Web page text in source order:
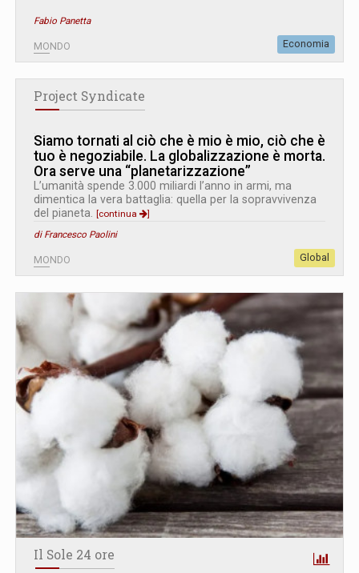
Fabio Panetta
MONDO Economia
Project Syndicate
Siamo tornati al ciò che è mio è mio, ciò che è
tuo è negoziabile. La globalizzazione è morta.
Ora serve una “planetarizzazione”
L’umanità spende 3.000 miliardi l’anno in armi, ma
dimentica la vera battaglia: quella per la sopravvivenza
del pianeta.
[continua
]
di Francesco Paolini
MONDO Global
Il Sole 24 ore